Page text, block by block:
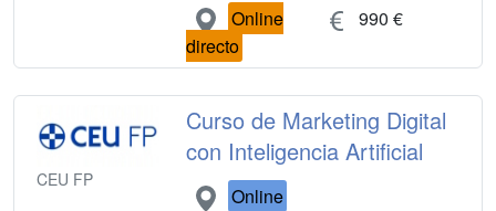
Online
directo
990 €
CEU FP
Curso de Marketing Digital
con Inteligencia Artificial
Online